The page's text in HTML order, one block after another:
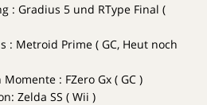
: Gradius 5 und RType Final (
: Metroid Prime ( GC, Heut noch
: FZero Gx ( GC )
Zelda SS ( Wii )